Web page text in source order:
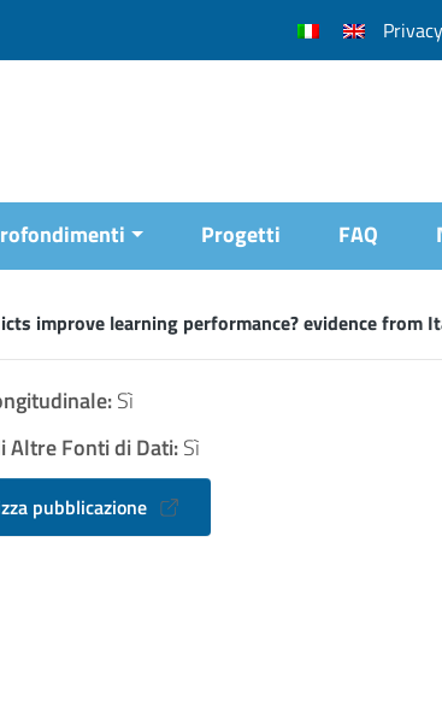
Progetti FAQ
improve learning performance? evidence from
Sì
Altre Fonti di Dati:Sì
pubblicazione